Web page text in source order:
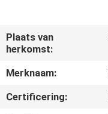
Plaats van
herkomst:
Merknaam:
Certificering: